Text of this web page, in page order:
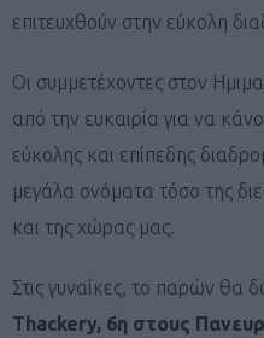
επιτευχθούν στην εύκολη
Οι συμμετέχοντες στον
από την ευκαιρία για να
εύκολης και επίπεδης
μεγάλα ονόματα τόσο της
και της χώρας μας.
Στις γυναίκες, το παρών θα
Thackery, 6η στους